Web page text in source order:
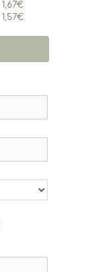
1,67€
1,57€